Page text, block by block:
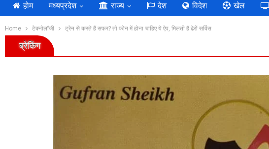
होम मध्यप्रदेश राज्य देश विदेश खेल
Home टेक्नोलॉजी ट्रेन से करते हैं सफर? तो फोन में होना चाहिए ये ऐप, मिलती हैं ढेरों सर्विस
ब्रेकिंग